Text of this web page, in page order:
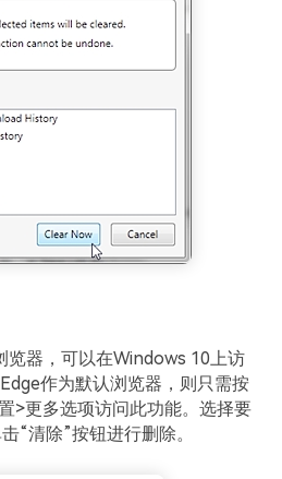
览器，可以在Windows 10上访
作为默认浏览器，则只需按
>更多选项访问此功能。选择要
“清除”按钮进行删除。